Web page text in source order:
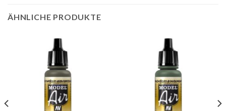
ÄHNLICHE PRODUKTE